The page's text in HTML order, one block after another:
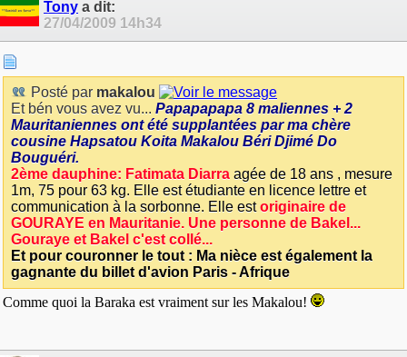
Tony a dit:
27/04/2009 14h34
Posté par makalou
Et bén vous avez vu... Papapapapa 8 maliennes + 2
Mauritaniennes ont été supplantées par ma chère
cousine Hapsatou Koita Makalou Béri Djimé Do
Bouguéri.
2ème dauphine: Fatimata Diarra agée de 18 ans , mesure
1m, 75 pour 63 kg. Elle est étudiante en licence lettre et
communication à la sorbonne. Elle estoriginaire de
GOURAYE en Mauritanie. Une personne de Bakel...
Gouraye et Bakel c'est collé...
Et pour couronner le tout : Ma nièce est également la
gagnante du billet d'avion Paris - Afrique
Comme quoi la Baraka est vraiment sur les Makalou!